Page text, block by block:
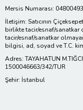
Mersis Numarası:
İletişim: Satıcının
birlikte tacir/esnaf/sanatkar
tacir/esnaf/sanatkar
bilgisi, ad, soyad ve T.C.
Adres: TAYAHATUN
1500046663/342/TUR
Şehir: İstanbul